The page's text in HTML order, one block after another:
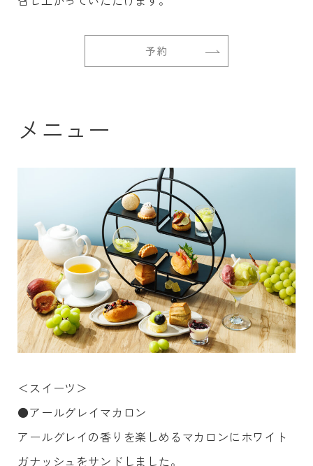
予約
メニュー
＜スイーツ＞
●アールグレイマカロン
アールグレイの香りを楽しめるマカロンにホワイト
ガナッシュをサンドしました。